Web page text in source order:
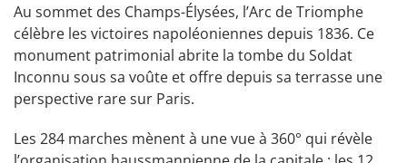
Au sommet des Champs-Élysées, l’Arc de Triomphe
célèbre les victoires napoléoniennes depuis 1836. Ce
monument patrimonial abrite la tombe du Soldat
Inconnu sous sa voûte et offre depuis sa terrasse une
perspective rare sur Paris.
Les 284 marches mènent à une vue à 360° qui révèle